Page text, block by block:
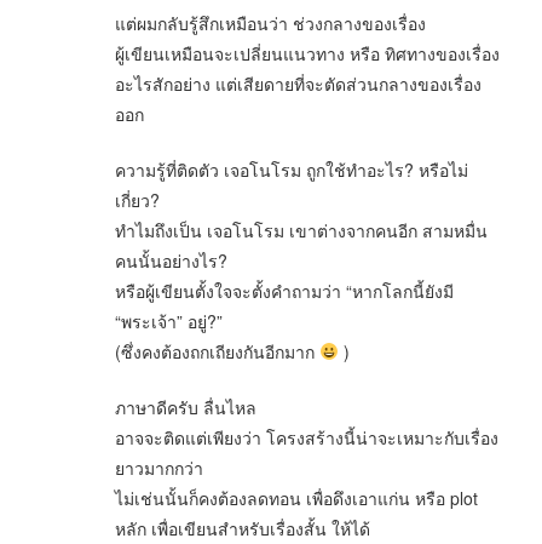
แต่ผมกลับรู้สึกเหมือนว่า ช่วงกลางของเรื่อง
ผู้เขียนเหมือนจะเปลี่ยนแนวทาง หรือ ทิศทางของเรื่อง
อะไรสักอย่าง แต่เสียดายที่จะตัดส่วนกลางของเรื่อง
ออก
ความรู้ที่ติดตัว เจอโนโรม ถูกใช้ทำอะไร? หรือไม่
เกี่ยว?
ทำไมถึงเป็น เจอโนโรม เขาต่างจากคนอีก สามหมื่น
คนนั้นอย่างไร?
หรือผู้เขียนตั้งใจจะตั้งคำถามว่า “หากโลกนี้ยังมี
“พระเจ้า” อยู่?”
(ซึ่งคงต้องถกเถียงกันอีกมาก
)
ภาษาดีครับ ลื่นไหล
อาจจะติดแต่เพียงว่า โครงสร้างนี้น่าจะเหมาะกับเรื่อง
ยาวมากกว่า
ไม่เช่นนั้นก็คงต้องลดทอน เพื่อดึงเอาแก่น หรือ plot
หลัก เพื่อเขียนสำหรับเรื่องสั้น ให้ได้